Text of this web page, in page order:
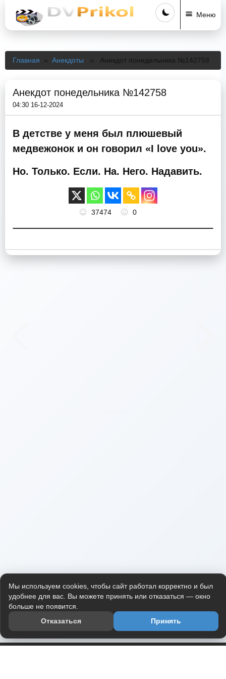
Меню
Главная » Анекдоты » Анекдот понедельника №142758
Анекдот понедельника №142758
04:30 16-12-2024
В детстве у меня был плюшевый
медвежонок и он говорил «I love you».
Но. Только. Если. На. Него. Надавить.
37474 0
Мы используем cookies, чтобы сайт работал корректно и был
удобнее для вас. Вы можете принять или отказаться — окно
больше не появится.
Отказаться
Принять